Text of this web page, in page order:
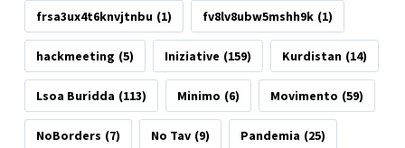
frsa3ux4t6knvjtnbu (1) fv8lv8ubw5mshh9k (1)
hackmeeting (5) Iniziative (159) Kurdistan (14)
Lsoa Buridda (113) Minimo (6) Movimento (59)
NoBorders (7) No Tav (9) Pandemia (25)